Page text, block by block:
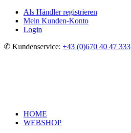
Als Händler registrieren
Mein Kunden-Konto
Login
✆ Kundenservice: +43 (0)670 40 47 333
HOME
WEBSHOP